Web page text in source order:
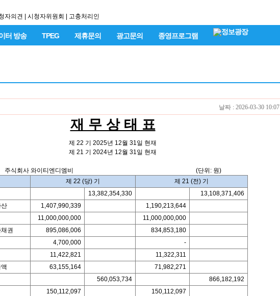
자의견 시청자위원회 고충처리인
터 방송 TPEG 제휴문의 광고문의 종영프로그램
날짜 : 2026-03-30 10:07
재 무 상 태 표
제 22 기 2025년 12월 31일 현재
제 21 기 2024년 12월 31일 현재
주식회사 와이티엔디엠비 (단위: 원)
제 22 (당) 기
제 21 (전) 기
13,382,354,330
13,108,371,406
산
1,407,990,339
1,190,213,644
11,000,000,000
11,000,000,000
권
895,086,006
834,853,180
4,700,000
-
11,422,821
11,322,311
63,155,164
71,982,271
560,053,734
866,182,192
150,112,097
150,112,097